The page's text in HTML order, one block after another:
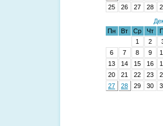
25
26 27 28
Пн
Вт Ср Чт
1
2
6
7 8 9
13
14 15 16
20
21 22 23
27
28 29 30